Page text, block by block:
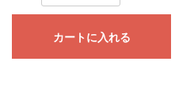
カートに入れる